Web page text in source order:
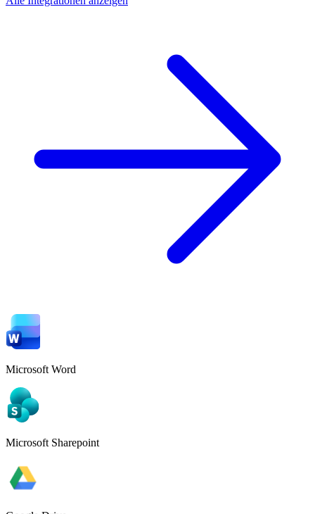
Microsoft Word
Microsoft Sharepoint